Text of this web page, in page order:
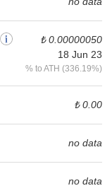
₺ 0.00000050
18 Jun 23
% to ATH (336.19%)
₺ 0.00
no data
no data